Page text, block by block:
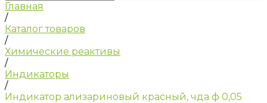
Главная
/
Каталог товаров
/
Химические реактивы
/
Индикаторы
/
Индикатор ализариновый красный, чда ф 0,05